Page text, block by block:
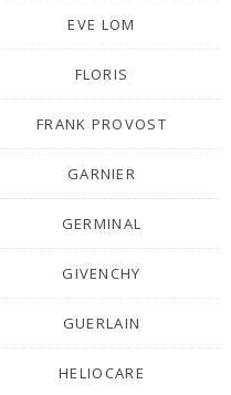
EVE LOM
FLORIS
FRANK PROVOST
GARNIER
GERMINAL
GIVENCHY
GUERLAIN
HELIOCARE